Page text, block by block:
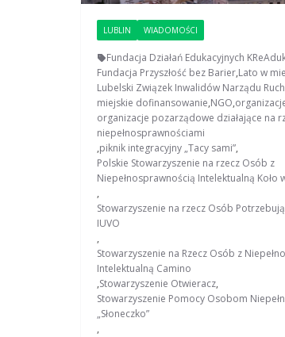
LUBLIN WIADOMOŚCI
Fundacja Działań Edukacyjnych
Fundacja Przyszłość bez Barier,Lato w
Lubelski Związek Inwalidów Narządu
miejskie dofinansowanie,NGO,
organizacje pozarządowe działające na
niepełnosprawnościami
,piknik integracyjny „Tacy sami”,
Polskie Stowarzyszenie na rzecz Osób z
Niepełnosprawnością Intelektualną Koło
,
Stowarzyszenie na rzecz Osób
IUVO
,
Stowarzyszenie na Rzecz Osób z
Intelektualną Camino
,Stowarzyszenie Otwieracz,
Stowarzyszenie Pomocy Osobom
„Słoneczko”
,